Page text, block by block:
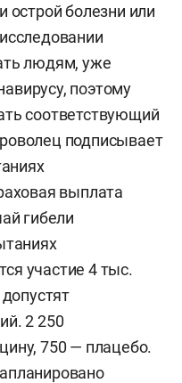
острой болезни или
людям, уже
поэтому
соответствующий
подписывает
выплата
гибели
участие 4 тыс.
2 250
750 — плацебо.